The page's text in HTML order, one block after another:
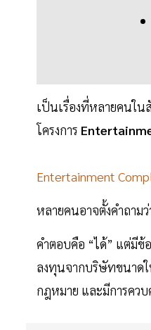
เป็นเรื่องที่หลายคนใน
โครงการ
Entertainment
หลายคนอาจตั้งคำถาม
คำตอบคือ “ได้” แต่มีข้
ลงทุนจากบริษัทขนาด
กฎหมาย และมีการควบ